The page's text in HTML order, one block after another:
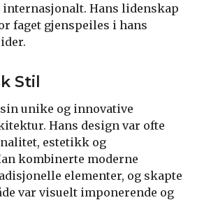
internasjonalt. Hans lidenskap
faget gjenspeiles i hans
Stil
unike og innovative
Hans design var ofte
estetikk og
kombinerte moderne
elementer, og skapte
var visuelt imponerende og